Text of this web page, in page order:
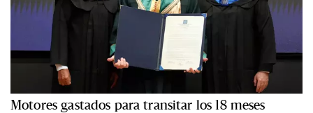
Motores gastados para transitar los 18 meses